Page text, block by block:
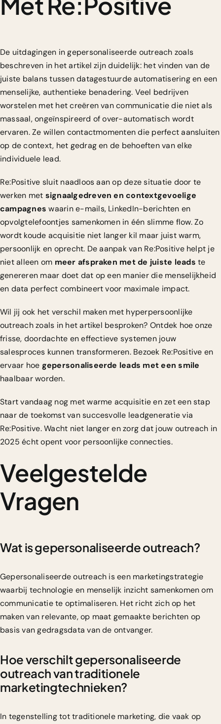
De uitdagingen in gepersonaliseerde outreach zoals
beschreven in het artikel zijn duidelijk: het vinden van de
juiste balans tussen datagestuurde automatisering en een
menselijke, authentieke benadering. Veel bedrijven
worstelen met het creëren van communicatie die niet als
massaal, ongeïnspireerd of over-automatisch wordt
ervaren. Ze willen contactmomenten die perfect aansluiten
op de context, het gedrag en de behoeften van elke
individuele lead.
Re:Positive sluit naadloos aan op deze situatie door te
werken met signaalgedreven en contextgevoelige
campagnes waarin e-mails, LinkedIn-berichten en
opvolgtelefoontjes samenkomen in één slimme flow. Zo
wordt koude acquisitie niet langer kil maar juist warm,
persoonlijk en oprecht. De aanpak van Re:Positive helpt je
niet alleen om meer afspraken met de juiste leads te
genereren maar doet dat op een manier die menselijkheid
en data perfect combineert voor maximale impact.
Wil jij ook het verschil maken met hyperpersoonlijke
outreach zoals in het artikel besproken? Ontdek hoe onze
frisse, doordachte en effectieve systemen jouw
salesproces kunnen transformeren. Bezoek Re:Positive en
ervaar hoe gepersonaliseerde leads met een smile
haalbaar worden.
Start vandaag nog met warme acquisitie en zet een stap
naar de toekomst van succesvolle leadgeneratie via
Re:Positive. Wacht niet langer en zorg dat jouw outreach in
2025 écht opent voor persoonlijke connecties.
Veelgestelde
Vragen
Wat is gepersonaliseerde outreach?
Gepersonaliseerde outreach is een marketingstrategie
waarbij technologie en menselijk inzicht samenkomen om
communicatie te optimaliseren. Het richt zich op het
maken van relevante, op maat gemaakte berichten op
basis van gedragsdata van de ontvanger.
Hoe verschilt gepersonaliseerde
outreach van traditionele
marketingtechnieken?
In tegenstelling tot traditionele marketing, die vaak op